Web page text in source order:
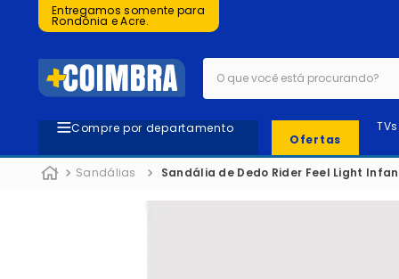
Entregamos somente para
Rondônia e Acre.
O que você está procurando?
Compre por departamento
Ofertas
TVs
Sandálias Sandália de Dedo Rider Feel Light